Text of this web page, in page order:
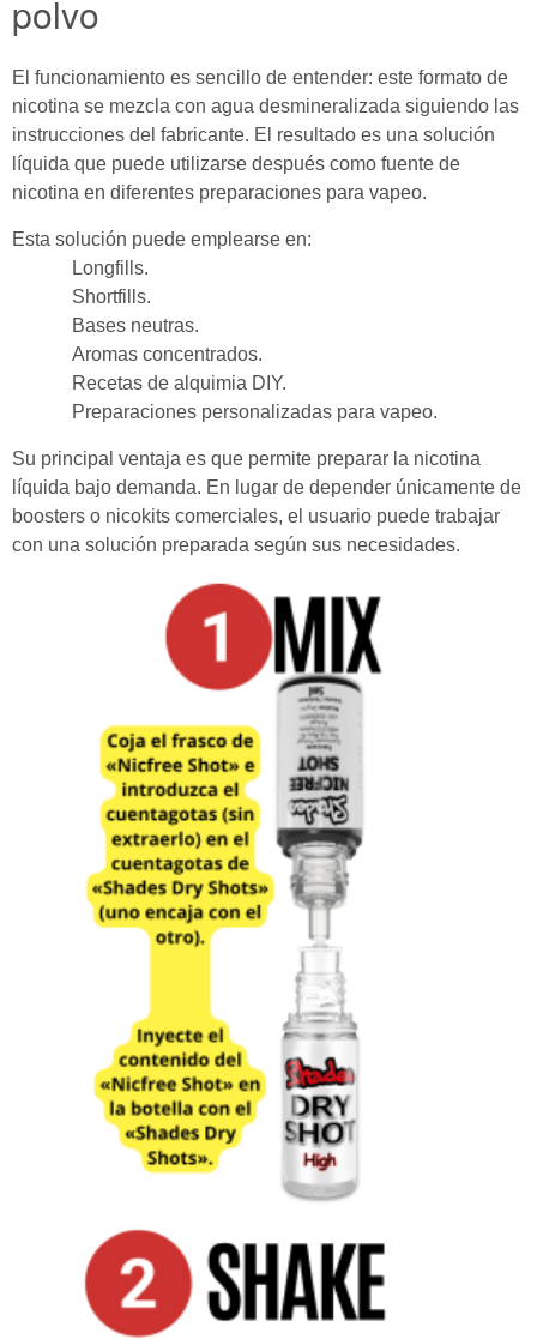
polvo
El funcionamiento es sencillo de entender: este formato de
nicotina se mezcla con agua desmineralizada siguiendo las
instrucciones del fabricante. El resultado es una solución
líquida que puede utilizarse después como fuente de
nicotina en diferentes preparaciones para vapeo.
Esta solución puede emplearse en:
Longfills.
Shortfills.
Bases neutras.
Aromas concentrados.
Recetas de alquimia DIY.
Preparaciones personalizadas para vapeo.
Su principal ventaja es que permite preparar la nicotina
líquida bajo demanda. En lugar de depender únicamente de
boosters o nicokits comerciales, el usuario puede trabajar
con una solución preparada según sus necesidades.